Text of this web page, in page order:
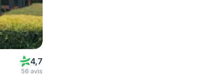
4,7
56 avis